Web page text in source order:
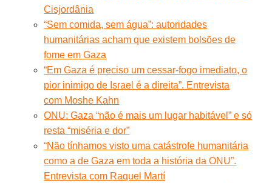
Cisjordânia
“Sem comida, sem água”: autoridades
humanitárias acham que existem bolsões de
fome em Gaza
“Em Gaza é preciso um cessar-fogo imediato, o
pior inimigo de Israel é a direita”. Entrevista
com Moshe Kahn
ONU: Gaza “não é mais um lugar habitável” e só
resta “miséria e dor”
“Não tínhamos visto uma catástrofe humanitária
como a de Gaza em toda a história da ONU”.
Entrevista com Raquel Martí